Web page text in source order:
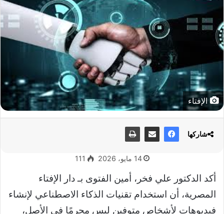
الإفتاء
14 مايو، 2026 111
أكد الدكتور علي فخر، أمين الفتوى بـ دار الإفتاء
المصرية، أن استخدام تقنيات الذكاء الاصطناعي لإنشاء
فيديوهات لأشخاص متوفين ليس محرمًا في الأصل،
شاركها